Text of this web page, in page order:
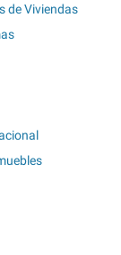
de Viviendas